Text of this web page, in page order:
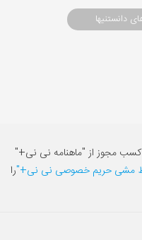
دانستنیها
کسب مجوز از "ماهنامه نی نی+"
مشی حریم خصوصی نی نی+"را